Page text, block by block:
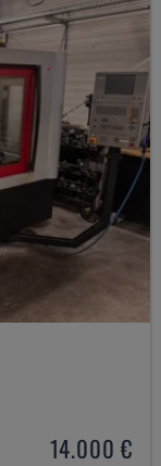
14.000 €